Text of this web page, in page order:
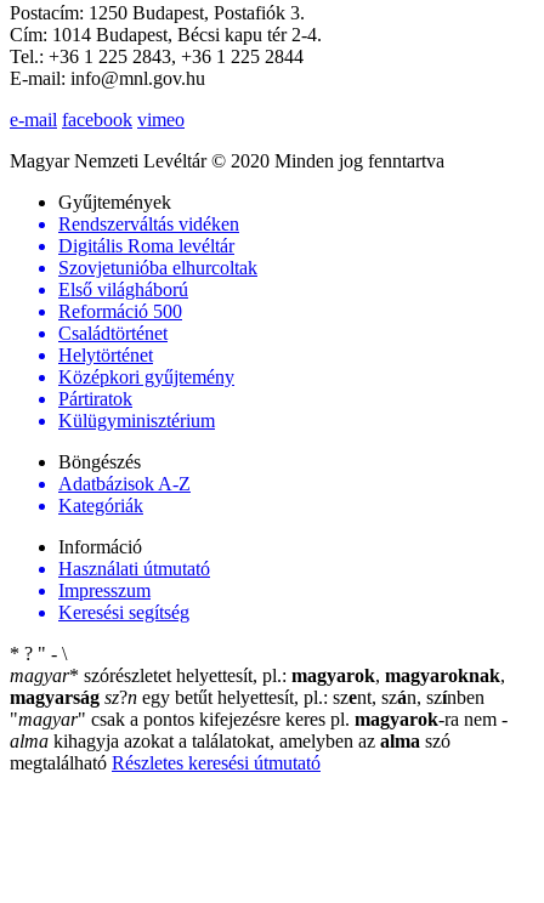
Postacím: 1250 Budapest, Postafiók 3.
Cím: 1014 Budapest, Bécsi kapu tér 2-4.
Tel.: +36 1 225 2843, +36 1 225 2844
E-mail: info@mnl.gov.hu
e-mail facebook vimeo
Magyar Nemzeti Levéltár © 2020 Minden jog fenntartva
Gyűjtemények
Rendszerváltás vidéken
Digitális Roma levéltár
Szovjetunióba elhurcoltak
Első világháború
Reformáció 500
Családtörténet
Helytörténet
Középkori gyűjtemény
Pártiratok
Külügyminisztérium
Böngészés
Adatbázisok A-Z
Kategóriák
Információ
Használati útmutató
Impresszum
Keresési segítség
* ? " - \
magyar* szórészletet helyettesít, pl.: magyarok, magyaroknak,
magyarság sz?n egy betűt helyettesít, pl.: szent, szán, színben
"magyar" csak a pontos kifejezésre keres pl. magyarok-ra nem -
alma kihagyja azokat a találatokat, amelyben az alma szó
megtalálható Részletes keresési útmutató